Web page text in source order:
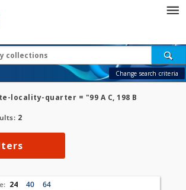
Change search criteria
locality-quarter = "99 A C, 198 B
2
24 40
64